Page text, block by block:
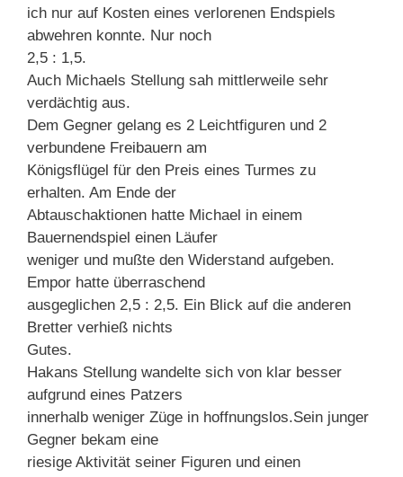
ich nur auf Kosten eines verlorenen Endspiels
abwehren konnte. Nur noch
2,5 : 1,5.
Auch Michaels Stellung sah mittlerweile sehr
verdächtig aus.
Dem Gegner gelang es 2 Leichtfiguren und 2
verbundene Freibauern am
Königsflügel für den Preis eines Turmes zu
erhalten. Am Ende der
Abtauschaktionen hatte Michael in einem
Bauernendspiel einen Läufer
weniger und mußte den Widerstand aufgeben.
Empor hatte überraschend
ausgeglichen 2,5 : 2,5. Ein Blick auf die anderen
Bretter verhieß nichts
Gutes.
Hakans Stellung wandelte sich von klar besser
aufgrund eines Patzers
innerhalb weniger Züge in hoffnungslos.Sein junger
Gegner bekam eine
riesige Aktivität seiner Figuren und einen